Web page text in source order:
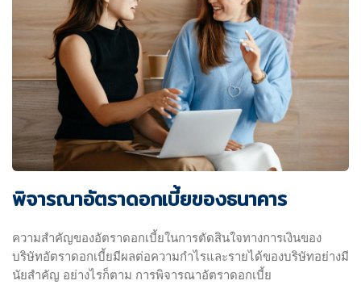
พิจารณาอัตราดอกเบี้ยของธนาคาร
ความสำคัญของอัตราดอกเบี้ยในการตัดสินใจทางการเงินของ
บริษัทอัตราดอกเบี้ยมีผลต่อความกำไรและรายได้ของบริษัทอย่างมี
นัยสำคัญ อย่างไรก็ตาม การพิจารณาอัตราดอกเบี้ย